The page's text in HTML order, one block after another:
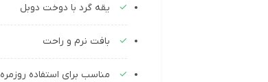
یقه گرد با دوخت دوبل
بافت نرم و راحت
مناسب برای استفاده روزمره